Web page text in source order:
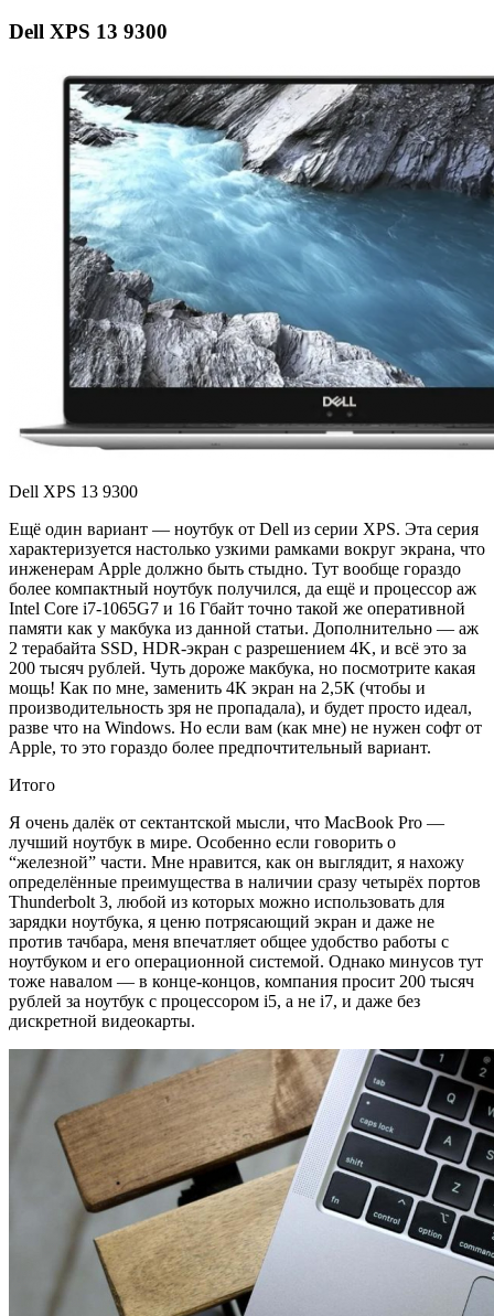
Dell XPS 13 9300
Dell XPS 13 9300
Ещё один вариант — ноутбук от Dell из серии XPS. Эта серия
характеризуется настолько узкими рамками вокруг экрана, что
инженерам Apple должно быть стыдно. Тут вообще гораздо
более компактный ноутбук получился, да ещё и процессор аж
Intel Core i7-1065G7 и 16 Гбайт точно такой же оперативной
памяти как у макбука из данной статьи. Дополнительно — аж
2 терабайта SSD, HDR-экран с разрешением 4K, и всё это за
200 тысяч рублей. Чуть дороже макбука, но посмотрите какая
мощь! Как по мне, заменить 4К экран на 2,5К (чтобы и
производительность зря не пропадала), и будет просто идеал,
разве что на Windows. Но если вам (как мне) не нужен софт от
Apple, то это гораздо более предпочтительный вариант.
Итого
Я очень далёк от сектантской мысли, что MacBook Pro —
лучший ноутбук в мире. Особенно если говорить о
“железной” части. Мне нравится, как он выглядит, я нахожу
определённые преимущества в наличии сразу четырёх портов
Thunderbolt 3, любой из которых можно использовать для
зарядки ноутбука, я ценю потрясающий экран и даже не
против тачбара, меня впечатляет общее удобство работы с
ноутбуком и его операционной системой. Однако минусов тут
тоже навалом — в конце-концов, компания просит 200 тысяч
рублей за ноутбук с процессором i5, а не i7, и даже без
дискретной видеокарты.